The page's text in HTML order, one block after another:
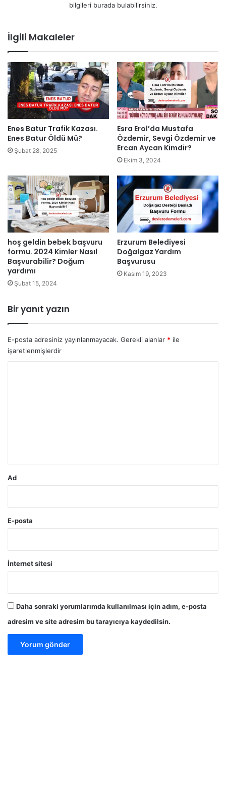
bilgileri burada bulabilirsiniz.
İlgili Makaleler
Enes Batur Trafik Kazası.
Enes Batur Öldü Mü?
Şubat 28, 2025
Esra Erol’da Mustafa
Özdemir, Sevgi Özdemir ve
Ercan Aycan Kimdir?
Ekim 3, 2024
hoş geldin bebek başvuru
formu. 2024 Kimler Nasıl
Başvurabilir? Doğum
yardımı
Şubat 15, 2024
Erzurum Belediyesi
Doğalgaz Yardım
Başvurusu
Kasım 19, 2023
Bir yanıt yazın
E-posta adresiniz yayınlanmayacak. Gerekli alanlar * ile
işaretlenmişlerdir
Ad
E-posta
İnternet sitesi
Daha sonraki yorumlarımda kullanılması için adım, e-posta
adresim ve site adresim bu tarayıcıya kaydedilsin.